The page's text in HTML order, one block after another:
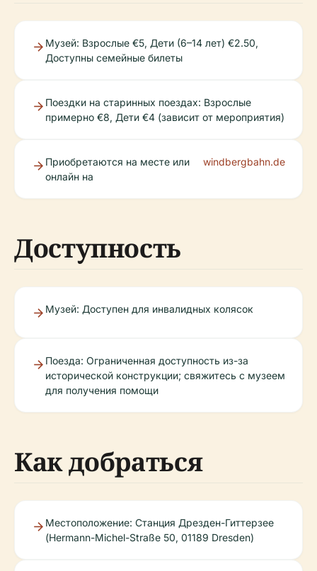
Музей: Взрослые €5, Дети (6–14 лет) €2.50,
Доступны семейные билеты
Поездки на старинных поездах: Взрослые
примерно €8, Дети €4 (зависит от мероприятия)
Приобретаются на месте или
онлайн на
windbergbahn.de
Доступность
Музей: Доступен для инвалидных колясок
Поезда: Ограниченная доступность из-за
исторической конструкции; свяжитесь с музеем
для получения помощи
Как добраться
Местоположение: Станция Дрезден-Гиттерзее
(Hermann-Michel-Straße 50, 01189 Dresden)